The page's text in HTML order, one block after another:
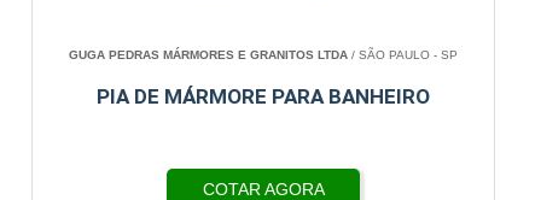
GUGA PEDRAS MÁRMORES E GRANITOS LTDA / SÃO PAULO - SP
PIA DE MÁRMORE PARA BANHEIRO
COTAR AGORA